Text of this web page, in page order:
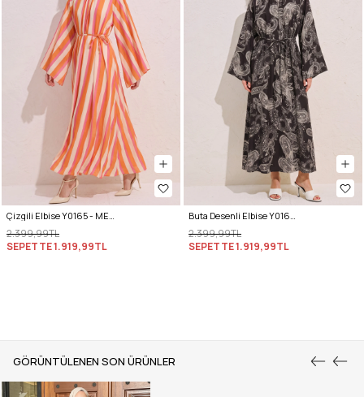
GÖRÜNTÜLENEN SON ÜRÜNLER
2.399,99TL
SEPETTE1.919,99TL
2.399,99TL
SEPETTE1.919,99TL